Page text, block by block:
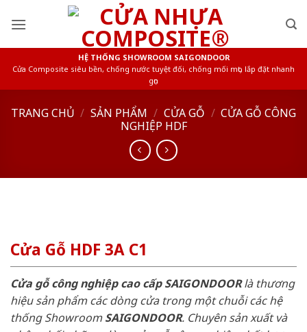
HỆ THỐNG SHOWROOM SAIGONDOOR
Cửa Composite siêu bền, chống nước tuyệt đối, chống mối mọt, lắp đặt nhanh
gọn
TRANG CHỦ / SẢN PHẨM / CỬA GỖ / CỬA GỖ CÔNG
NGHIỆP HDF
Cửa Gỗ HDF 3A C1
Cửa gỗ công nghiệp cao cấp SAIGONDOORlà thương
hiệu sản phẩm các dòng cửa trong một chuỗi các hệ
thống ShowroomSAIGONDOOR. Chuyên sản xuất và